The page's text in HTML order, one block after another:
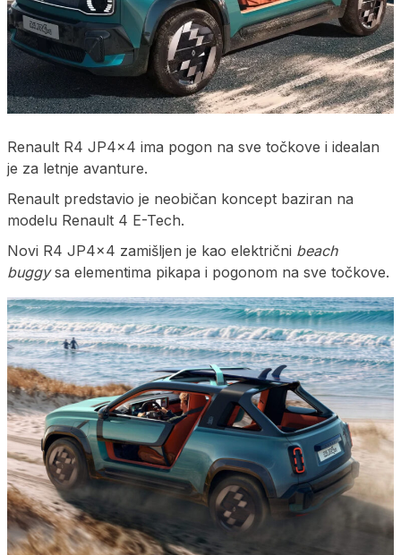
Renault R4 JP4x4 ima pogon na sve točkove i idealan
je za letnje avanture.
Renault predstavio je neobičan koncept baziran na
modelu Renault 4 E-Tech.
Novi R4 JP4x4 zamišljen je kao električni beach
buggysa elementima pikapa i pogonom na sve točkove.